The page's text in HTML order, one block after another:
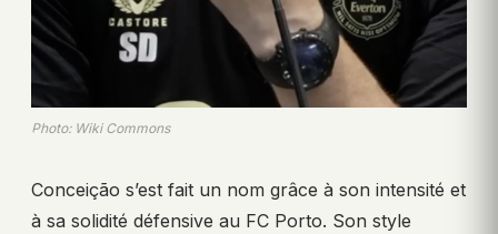
Photo: Wiki Commons
Conceição s’est fait un nom grâce à son intensité et
à sa solidité défensive au FC Porto. Son style